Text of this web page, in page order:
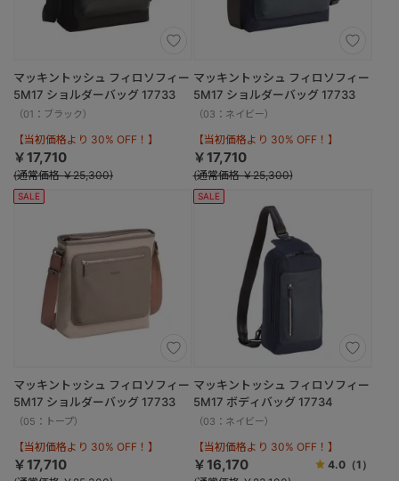
マッキントッシュ フィロソフィー
5M17 ショルダーバッグ 17733
（01：ブラック）
【当初価格より 30% OFF！】
￥17,710
(通常価格 ￥25,300)
マッキントッシュ フィロソフィー
5M17 ショルダーバッグ 17733
（03：ネイビー）
【当初価格より 30% OFF！】
￥17,710
(通常価格 ￥25,300)
SALE
マッキントッシュ フィロソフィー
5M17 ショルダーバッグ 17733
（05：トープ）
【当初価格より 30% OFF！】
￥17,710
SALE
マッキントッシュ フィロソフィー
5M17 ボディバッグ 17734
（03：ネイビー）
【当初価格より 30% OFF！】
￥16,170 4.0 （1）